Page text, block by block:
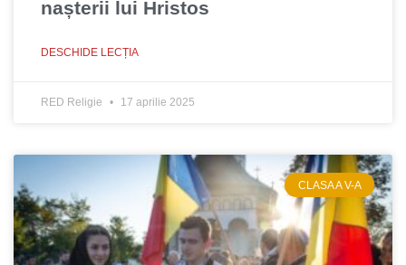
nașterii lui Hristos
DESCHIDE LECȚIA
RED Religie 17 aprilie 2025
CLASA A V-A